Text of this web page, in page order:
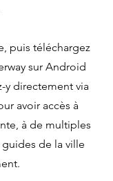
puis téléchargez
sur Android
y directement via
avoir accès à
à de multiples
de la ville